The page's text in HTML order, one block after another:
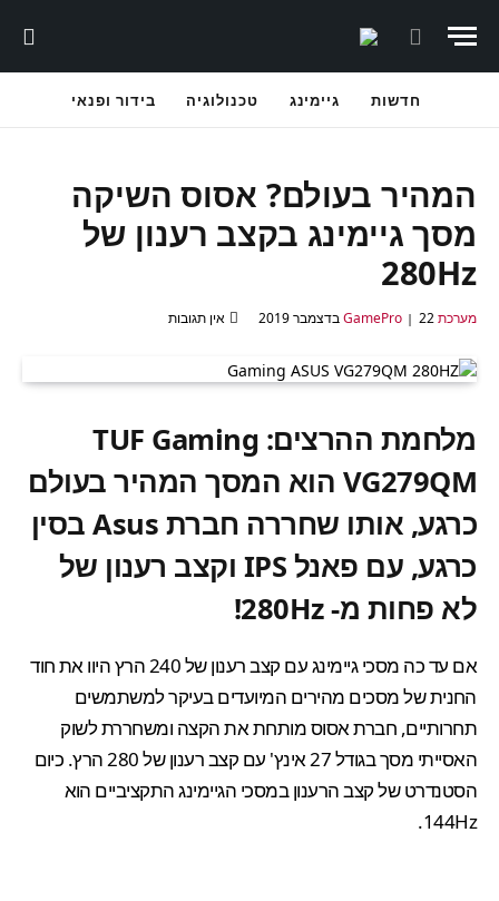
חדשות גיימינג טכנולוגיה בידור ופנאי
המהיר בעולם? אסוס השיקה
מסך גיימינג בקצב רענון של
280Hz
מערכת GamePro22 בדצמבר 2019 אין תגובות
מלחמת ההרצים: TUF Gaming
VG279QM הוא המסך המהיר בעולם
כרגע, אותו שחררה חברת Asus בסין
כרגע, עם פאנל IPS וקצב רענון של
לא פחות מ- 280Hz!
אם עד כה מסכי גיימינג עם קצב רענון של 240 הרץ היוו את חוד
החנית של מסכים מהירים המיועדים בעיקר למשתמשים
תחרותיים, חברת אסוס מותחת את הקצה ומשחררת לשוק
האסייתי מסך בגודל 27 אינץ' עם קצב רענון של 280 הרץ. כיום
הסטנדרט של קצב הרענון במסכי הגיימינג התקציביים הוא
144Hz.